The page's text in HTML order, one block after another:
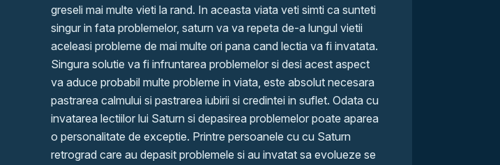
greseli mai multe vieti la rand. In aceasta viata veti simti ca sunteti
singur in fata problemelor, saturn va va repeta de-a lungul vietii
aceleasi probleme de mai multe ori pana cand lectia va fi invatata.
Singura solutie va fi infruntarea problemelor si desi acest aspect
va aduce probabil multe probleme in viata, este absolut necesara
pastrarea calmului si pastrarea iubirii si credintei in suflet. Odata cu
invatarea lectiilor lui Saturn si depasirea problemelor poate aparea
o personalitate de exceptie. Printre persoanele cu cu Saturn
retrograd care au depasit problemele si au invatat sa evolueze se